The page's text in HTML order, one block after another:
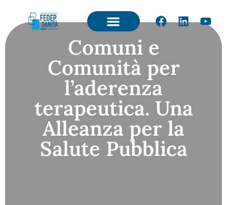
Comuni e
Comunità per
l’aderenza
terapeutica. Una
Alleanza per la
Salute Pubblica